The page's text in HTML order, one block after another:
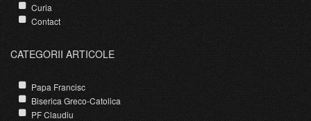
Curia
Contact
CATEGORII ARTICOLE
Papa Francisc
Biserica Greco-Catolica
PF Claudiu